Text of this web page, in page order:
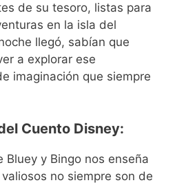
de su tesoro, listas para
en la isla del
llegó, sabían que
a explorar ese
imaginación que siempre
Cuento Disney:
Bluey y Bingo nos enseña
no siempre son de